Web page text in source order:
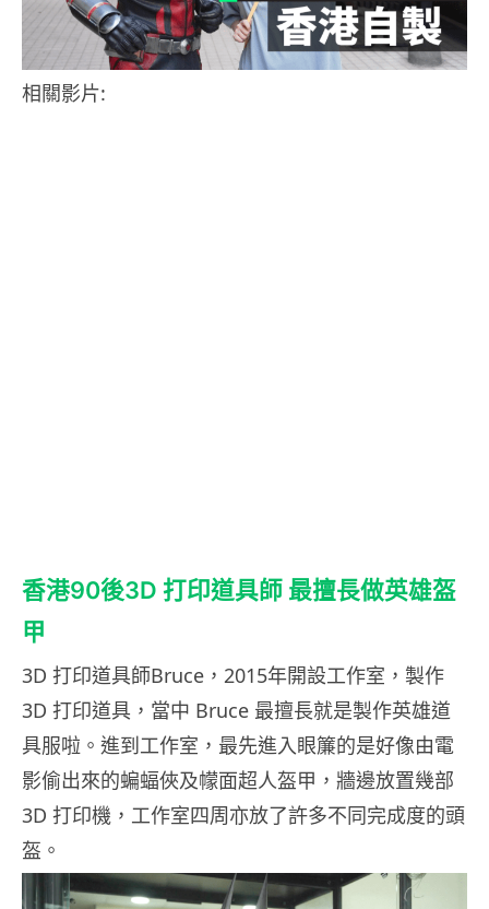
相關影片:
香港90後3D 打印道具師 最擅長做英雄盔
甲
3D 打印道具師Bruce，2015年開設工作室，製作
3D 打印道具，當中 Bruce 最擅長就是製作英雄道
具服啦。進到工作室，最先進入眼簾的是好像由電
影偷出來的蝙蝠俠及幪面超人盔甲，牆邊放置幾部
3D 打印機，工作室四周亦放了許多不同完成度的頭
盔。